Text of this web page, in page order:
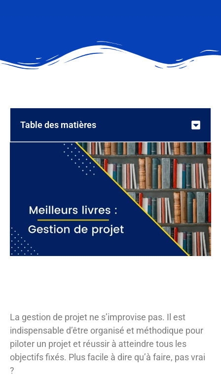
Table des matières
La gestion de projet ne s’improvise pas. Il est
indispensable d’être organisé et méthodique pour
piloter un projet et réussir à atteindre tous les
objectifs fixés. Plus facile à dire qu’à faire, pas vrai
?